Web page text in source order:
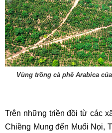
Vùng trồng cà phê Arabica
Trên những triền đồi từ các
Chiềng Mung đến Muổi Nọi,